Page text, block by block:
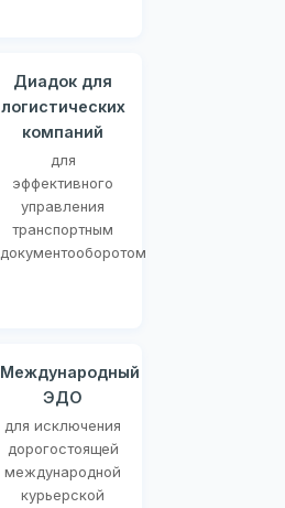
Диадок для
логистических
компаний
для
эффективного
управления
транспортным
документооборотом
Международный
ЭДО
для исключения
дорогостоящей
международной
курьерской